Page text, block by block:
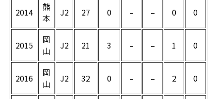
2014
熊
本
J2 27 0 – – 0 0
2015
岡
山
J2 21 3 – – 1 0
2016
岡
山
J2 32 0 – – 2 0